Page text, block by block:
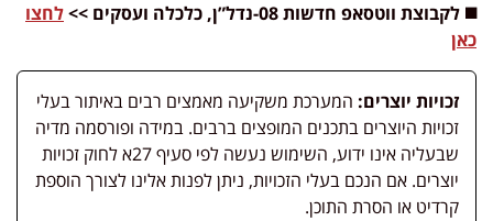
◼️ לקבוצת ווטסאפ חדשות 08-נדל”ן, כלכלה ועסקים >>
לחצו
כאן
זכויות יוצרים: המערכת משקיעה מאמצים רבים באיתור בעלי
זכויות היוצרים בתכנים המופצים ברבים. במידה ופורסמה מדיה
שבעליה אינו ידוע, השימוש נעשה לפי סעיף 27א לחוק זכויות
יוצרים. אם הנכם בעלי הזכויות, ניתן לפנות אלינו לצורך הוספת
קרדיט או הסרת התוכן.